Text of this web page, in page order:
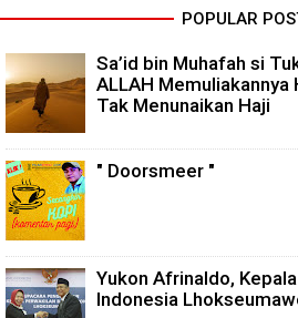
POPULAR
Sa’id bin Muhafah si
ALLAH Memuliakannya
Tak Menunaikan Haji
" Doorsmeer "
Yukon Afrinaldo,
Indonesia